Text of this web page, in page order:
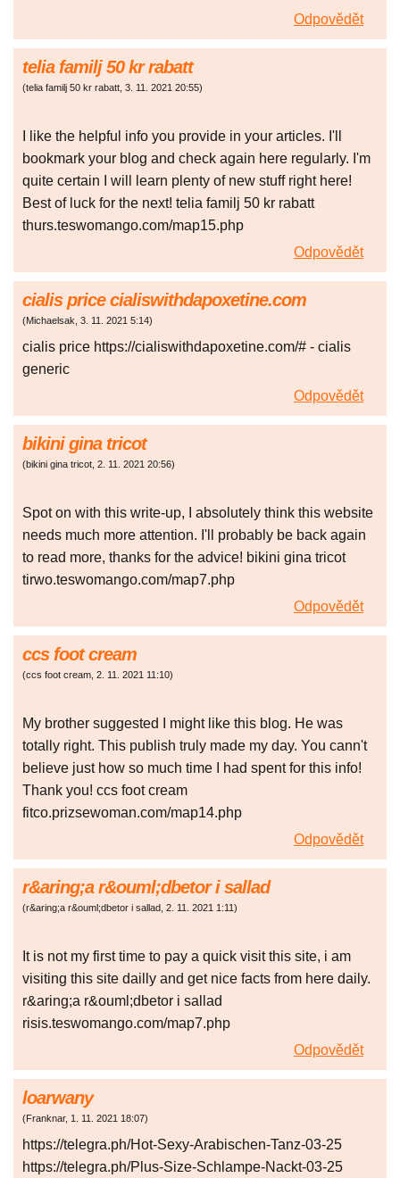
Odpovědět
telia familj 50 kr rabatt
(telia familj 50 kr rabatt, 3. 11. 2021 20:55)
I like the helpful info you provide in your articles. I'll
bookmark your blog and check again here regularly. I'm
quite certain I will learn plenty of new stuff right here!
Best of luck for the next! telia familj 50 kr rabatt
thurs.teswomango.com/map15.php
Odpovědět
cialis price cialiswithdapoxetine.com
(Michaelsak, 3. 11. 2021 5:14)
cialis price https://cialiswithdapoxetine.com/# - cialis
generic
Odpovědět
bikini gina tricot
(bikini gina tricot, 2. 11. 2021 20:56)
Spot on with this write-up, I absolutely think this website
needs much more attention. I'll probably be back again
to read more, thanks for the advice! bikini gina tricot
tirwo.teswomango.com/map7.php
Odpovědět
ccs foot cream
(ccs foot cream, 2. 11. 2021 11:10)
My brother suggested I might like this blog. He was
totally right. This publish truly made my day. You cann't
believe just how so much time I had spent for this info!
Thank you! ccs foot cream
fitco.prizsewoman.com/map14.php
Odpovědět
r&aring;a r&ouml;dbetor i sallad
(r&aring;a r&ouml;dbetor i sallad, 2. 11. 2021 1:11)
It is not my first time to pay a quick visit this site, i am
visiting this site dailly and get nice facts from here daily.
r&aring;a r&ouml;dbetor i sallad
risis.teswomango.com/map7.php
Odpovědět
loarwany
(Franknar, 1. 11. 2021 18:07)
https://telegra.ph/Hot-Sexy-Arabischen-Tanz-03-25
https://telegra.ph/Plus-Size-Schlampe-Nackt-03-25